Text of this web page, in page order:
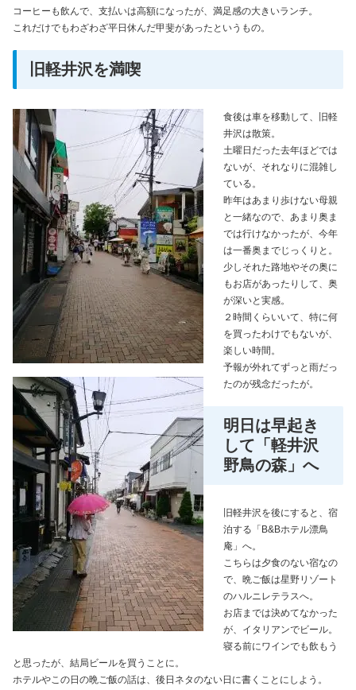
コーヒーも飲んで、支払いは高額になったが、満足感の大きいランチ。
これだけでもわざわざ平日休んだ甲斐があったというもの。
旧軽井沢を満喫
食後は車を移動して、旧軽
井沢は散策。
土曜日だった去年ほどでは
ないが、それなりに混雑し
ている。
昨年はあまり歩けない母親
と一緒なので、あまり奥ま
では行けなかったが、今年
は一番奥までじっくりと。
少しそれた路地やその奥に
もお店があったりして、奥
が深いと実感。
２時間くらいいて、特に何
を買ったわけでもないが、
楽しい時間。
予報が外れてずっと雨だっ
たのが残念だったが。
明日は早起き
して「軽井沢
野鳥の森」へ
旧軽井沢を後にすると、宿
泊する「B&Bホテル漂鳥
庵」へ。
こちらは夕食のない宿なの
で、晩ご飯は星野リゾート
のハルニレテラスへ。
お店までは決めてなかった
が、イタリアンでビール。
寝る前にワインでも飲もう
と思ったが、結局ビールを買うことに。
ホテルやこの日の晩ご飯の話は、後日ネタのない日に書くことにしよう。